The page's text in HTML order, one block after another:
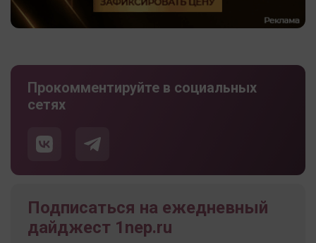
Прокомментируйте в социальных
сетях
Подписаться на ежедневный
дайджест 1nep.ru